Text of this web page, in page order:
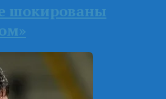
шокированы